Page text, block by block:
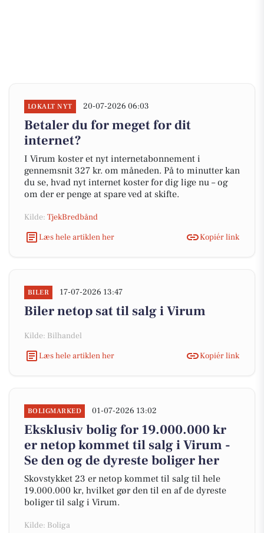
LOKALT NYT 20-07-2026 06:03
Betaler du for meget for dit
internet?
I Virum koster et nyt internetabonnement i
gennemsnit 327 kr. om måneden. På to minutter kan
du se, hvad nyt internet koster for dig lige nu – og
om der er penge at spare ved at skifte.
Kilde: TjekBredbånd
Læs hele artiklen her
Kopiér link
BILER 17-07-2026 13:47
Biler netop sat til salg i Virum
Kilde: Bilhandel
Læs hele artiklen her
Kopiér link
BOLIGMARKED 01-07-2026 13:02
Eksklusiv bolig for 19.000.000 kr
er netop kommet til salg i Virum -
Se den og de dyreste boliger her
Skovstykket 23 er netop kommet til salg til hele
19.000.000 kr, hvilket gør den til en af de dyreste
boliger til salg i Virum.
Kilde: Boliga